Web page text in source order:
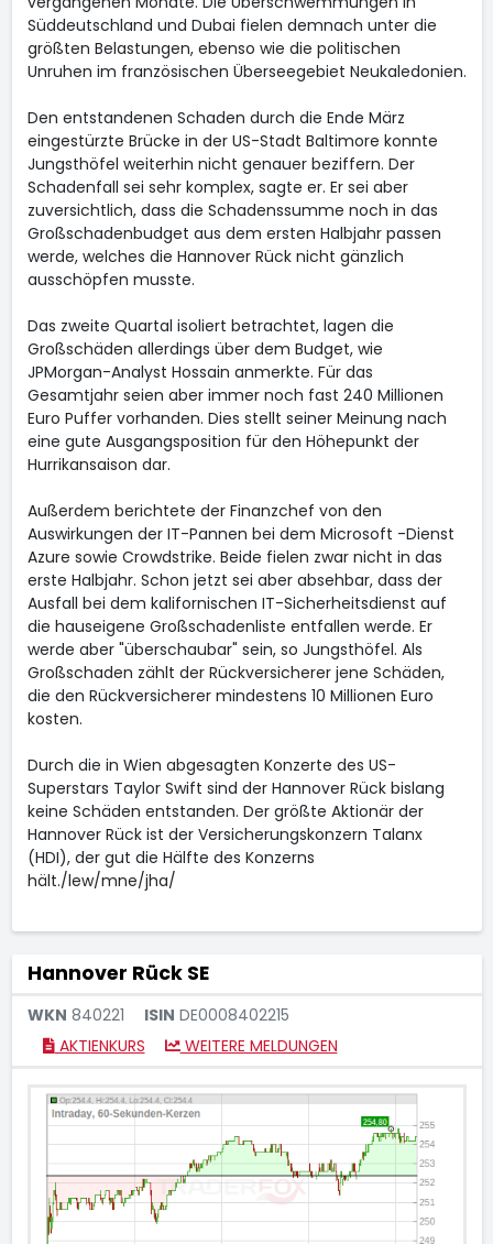
Süddeutschland und Dubai fielen demnach unter die
größten Belastungen, ebenso wie die politischen
Unruhen im französischen Überseegebiet Neukaledonien.
Den entstandenen Schaden durch die Ende März
eingestürzte Brücke in der US-Stadt Baltimore konnte
Jungsthöfel weiterhin nicht genauer beziffern. Der
Schadenfall sei sehr komplex, sagte er. Er sei aber
zuversichtlich, dass die Schadenssumme noch in das
Großschadenbudget aus dem ersten Halbjahr passen
werde, welches die Hannover Rück nicht gänzlich
ausschöpfen musste.
Das zweite Quartal isoliert betrachtet, lagen die
Großschäden allerdings über dem Budget, wie
JPMorgan-Analyst Hossain anmerkte. Für das
Gesamtjahr seien aber immer noch fast 240 Millionen
Euro Puffer vorhanden. Dies stellt seiner Meinung nach
eine gute Ausgangsposition für den Höhepunkt der
Hurrikansaison dar.
Außerdem berichtete der Finanzchef von den
Auswirkungen der IT-Pannen bei dem Microsoft -Dienst
Azure sowie Crowdstrike. Beide fielen zwar nicht in das
erste Halbjahr. Schon jetzt sei aber absehbar, dass der
Ausfall bei dem kalifornischen IT-Sicherheitsdienst auf
die hauseigene Großschadenliste entfallen werde. Er
werde aber "überschaubar" sein, so Jungsthöfel. Als
Großschaden zählt der Rückversicherer jene Schäden,
die den Rückversicherer mindestens 10 Millionen Euro
kosten.
Durch die in Wien abgesagten Konzerte des US-
Superstars Taylor Swift sind der Hannover Rück bislang
keine Schäden entstanden. Der größte Aktionär der
Hannover Rück ist der Versicherungskonzern Talanx
(HDI), der gut die Hälfte des Konzerns
hält./lew/mne/jha/
Hannover Rück SE
WKN 840221 ISIN DE0008402215
AKTIENKURS
WEITERE MELDUNGEN